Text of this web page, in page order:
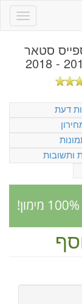
סטאר
דעת
ותשובות